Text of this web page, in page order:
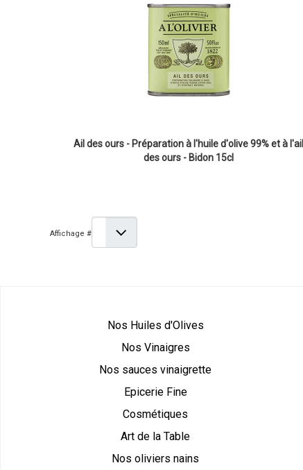
Ail des ours - Préparation à l'huile d'olive 99% et à l'ail
des ours - Bidon 15cl
Affichage #
Nos Huiles d'Olives
Nos Vinaigres
Nos sauces vinaigrette
Epicerie Fine
Cosmétiques
Art de la Table
Nos oliviers nains